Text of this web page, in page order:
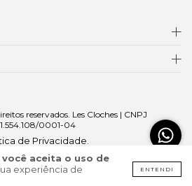
você aceita o uso de
experiência de
ENTENDI
reservados. Les Cloches | CNPJ
0001-04
de Privacidade.